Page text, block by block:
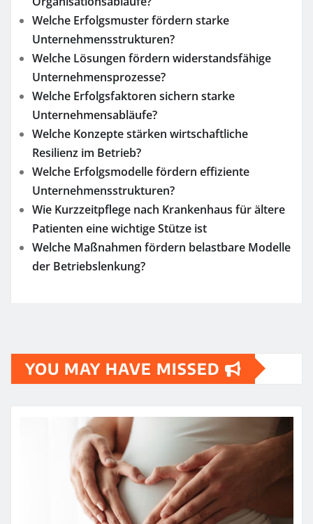
Welche Erfolgsmuster fördern starke
Unternehmensstrukturen?
Welche Lösungen fördern widerstandsfähige
Unternehmensprozesse?
Welche Erfolgsfaktoren sichern starke
Unternehmensabläufe?
Welche Konzepte stärken wirtschaftliche
Resilienz im Betrieb?
Welche Erfolgsmodelle fördern effiziente
Unternehmensstrukturen?
Wie Kurzzeitpflege nach Krankenhaus für ältere
Patienten eine wichtige Stütze ist
Welche Maßnahmen fördern belastbare Modelle
der Betriebslenkung?
YOU MAY HAVE MISSED